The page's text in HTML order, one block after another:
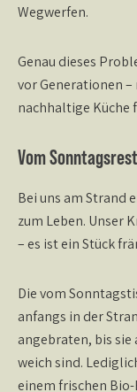
Wegwerfen.
Genau dieses
vor Generationen
nachhaltige Küche
Vom
Bei uns am Strand
zum Leben. Unser
– es ist ein Stück
Die vom
anfangs in der
angebraten, bis
weich sind.
einem frischen